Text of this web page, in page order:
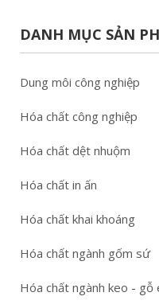
DANH MỤC SẢN
Dung môi công nghiệp
Hóa chất công nghiệp
Hóa chất dệt nhuộm
Hóa chất in ấn
Hóa chất khai khoáng
Hóa chất ngành gốm sứ
Hóa chất ngành keo -